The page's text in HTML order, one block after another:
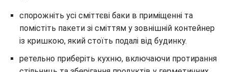
спорожніть усі сміттєві баки в приміщенні та
помістіть пакети зі сміттям у зовнішній контейнер
із кришкою, який стоїть подалі від будинку.
ретельно приберіть кухню, включаючи протирання